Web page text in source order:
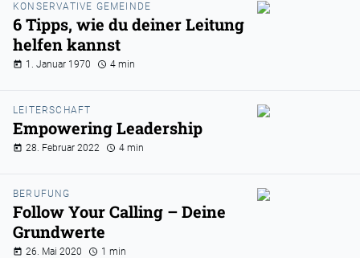
KONSERVATIVE GEMEINDE
6 Tipps, wie du deiner Leitung
helfen kannst
1. Januar 1970 4 min
LEITERSCHAFT
Empowering Leadership
28. Februar 2022 4 min
BERUFUNG
Follow Your Calling – Deine
Grundwerte
26. Mai 2020 1 min